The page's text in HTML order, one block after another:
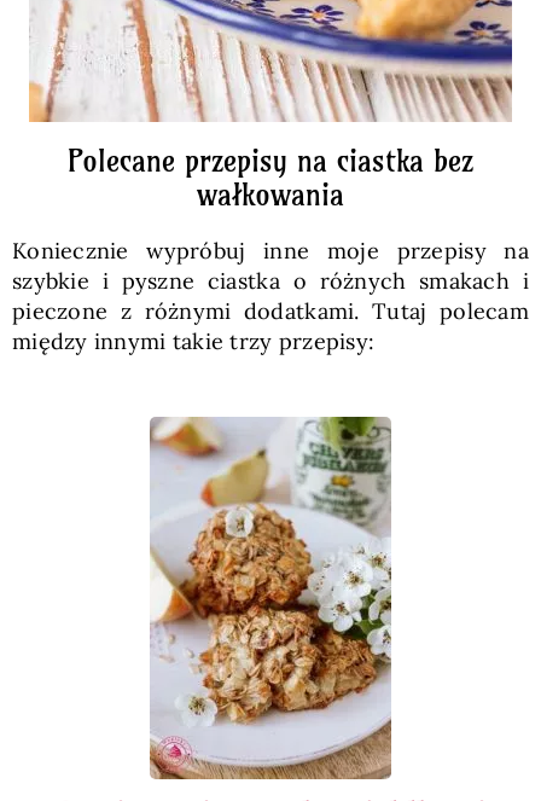
Polecane przepisy na ciastka bez
wałkowania
Koniecznie wypróbuj inne moje przepisy na
szybkie i pyszne ciastka o różnych smakach i
pieczone z różnymi dodatkami. Tutaj polecam
między innymi takie trzy przepisy: